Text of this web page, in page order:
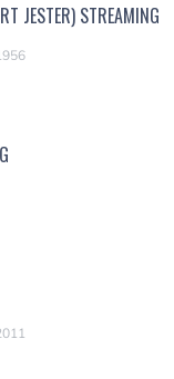
JESTER) STREAMING